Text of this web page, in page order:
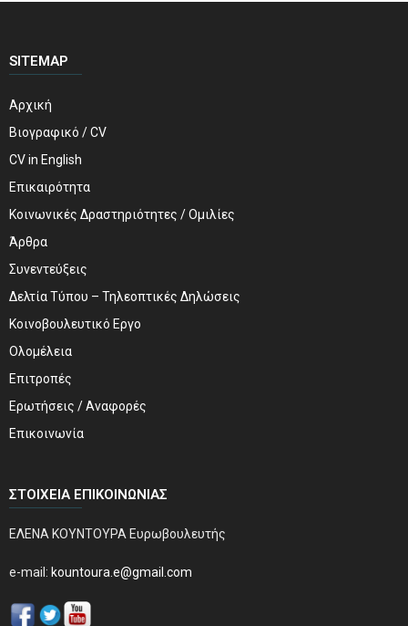
SITEMAP
Αρχική
Βιογραφικό / CV
CV in English
Επικαιρότητα
Κοινωνικές Δραστηριότητες / Ομιλίες
Άρθρα
Συνεντεύξεις
Δελτία Τύπου – Τηλεοπτικές Δηλώσεις
Κοινοβουλευτικό Εργο
Ολομέλεια
Επιτροπές
Ερωτήσεις / Αναφορές
Επικοινωνία
ΣΤΟΙΧΕΊΑ ΕΠΙΚΟΙΝΩΝΊΑΣ
ΕΛΕΝΑ ΚΟΥΝΤΟΥΡΑ Ευρωβουλευτής
e-mail: kountoura.e@gmail.com